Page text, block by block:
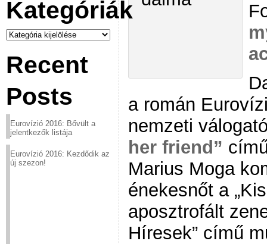
Kategóriák
Kategóriák
Recent
Posts
Eurovízió 2016: Bővült a
jelentkezők listája
Eurovízió 2016: Kezdődik az
új szezon!
a román
nemzeti
her friend”
Marius Moga
énekesnőt a
aposztrofált
Híresek” című